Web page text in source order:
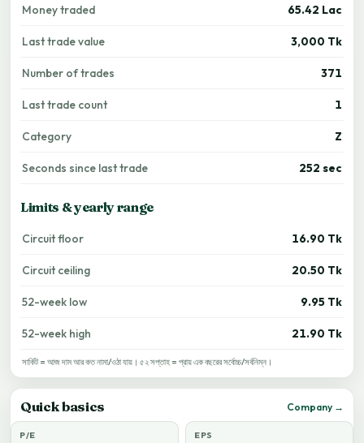
Money traded 65.42 Lac
Last trade value 3,000 Tk
Number of trades 371
Last trade count 1
Category Z
Seconds since last trade 252 sec
Limits & yearly range
Circuit floor 16.90 Tk
Circuit ceiling 20.50 Tk
52-week low 9.95 Tk
52-week high 21.90 Tk
সার্কিট = আজ দাম আর কত নামা/ওঠা যায়। ৫২ সপ্তাহ = প্রায় এক বছরের সর্বোচ্চ/সর্বনিম্ন।
Quick basics Company →
P/E EPS